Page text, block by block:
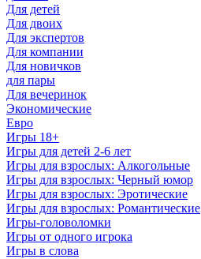
Для детей
Для двоих
Для экспертов
Для компании
Для новичков
для пары
Для вечеринок
Экономические
Евро
Игры 18+
Игры для детей 2-6 лет
Игры для взрослых: Алкогольные
Игры для взрослых: Черный юмор
Игры для взрослых: Эротические
Игры для взрослых: Романтические
Игры-головоломки
Игры от одного игрока
Игры в слова